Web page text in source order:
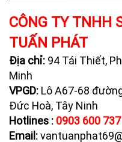
CÔNG TY TNHH
TUẤN PHÁT
Địa chỉ: 94 Tái Thiết,
Minh
VPGD: Lô A67-68
Đức Hoà, Tây Ninh
Hotlines : 0903 600 737
Email: